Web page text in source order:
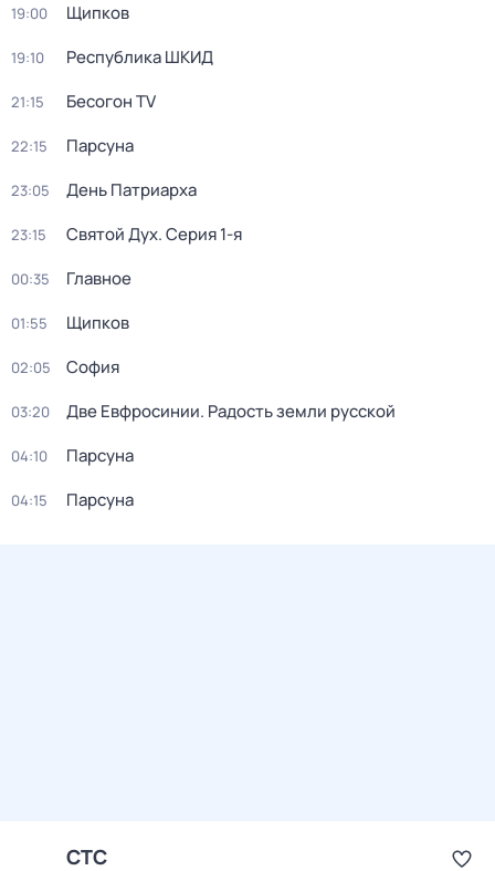
19:00 Щипков
19:10 Республика ШКИД
21:15 Бесогон TV
22:15 Парсуна
23:05 День Патриарха
23:15 Святой Дух. Серия 1-я
00:35 Главное
01:55 Щипков
02:05 София
03:20 Две Евфросинии. Радость земли русской
04:10 Парсуна
04:15 Парсуна
СТС